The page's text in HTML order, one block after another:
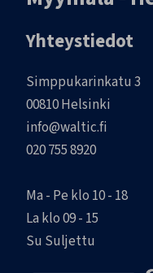
Yhteystiedot
Simppukarinkatu 3
00810 Helsinki
info@waltic.fi
020 755 8920
Ma - Pe klo 10 - 18
La klo 09 - 15
Su Suljettu